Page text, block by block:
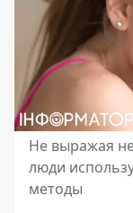
Не выражая
люди
методы